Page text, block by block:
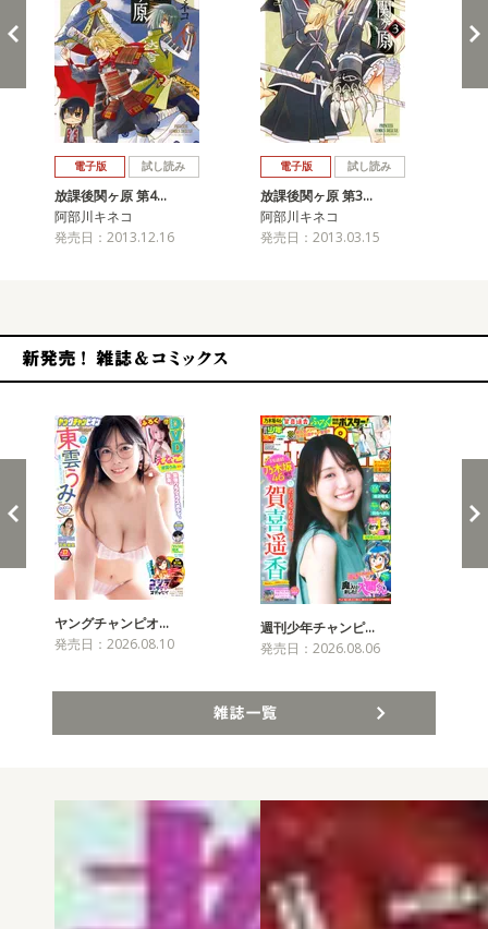
電子版 試し読み
放課後関ヶ原 第4…
阿部川キネコ
発売日：2013.12.16
電子版 試し読み
放課後関ヶ原 第3…
阿部川キネコ
発売日：2013.03.15
ヤングチャンピオ…
発売日：2026.08.10
週刊少年チャンピ…
発売日：2026.08.06